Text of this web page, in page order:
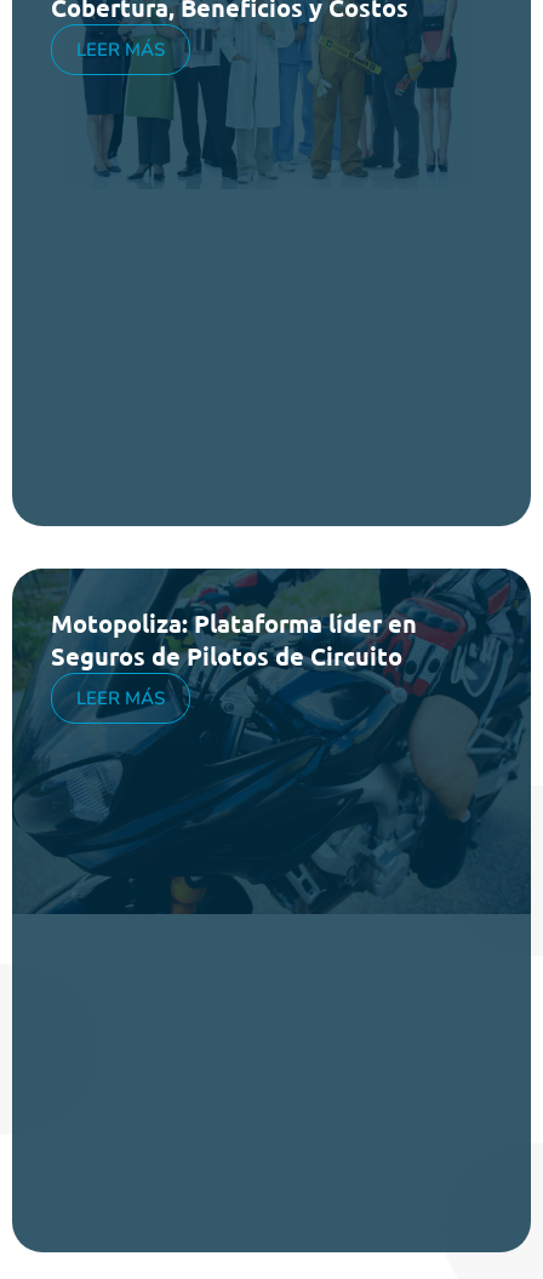
Cobertura, Beneficios y Costos
LEER MÁS
Motopoliza: Plataforma líder en
Seguros de Pilotos de Circuito
LEER MÁS